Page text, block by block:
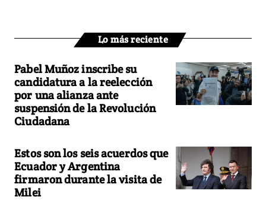
Lo más reciente
Pabel Muñoz inscribe su
candidatura a la reelección
por una alianza ante
suspensión de la Revolución
Ciudadana
Estos son los seis acuerdos que
Ecuador y Argentina
firmaron durante la visita de
Milei